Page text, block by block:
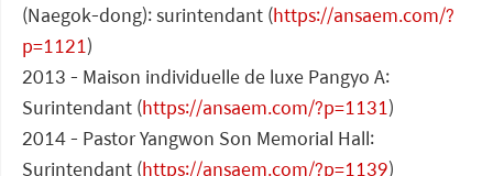
(Naegok-dong): surintendant (https://ansaem.com/?
p=1121)
2013 - Maison individuelle de luxe Pangyo A:
Surintendant (https://ansaem.com/?p=1131)
2014 - Pastor Yangwon Son Memorial Hall:
Surintendant (https://ansaem.com/?p=1139)